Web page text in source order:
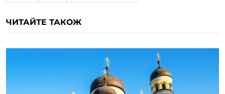
ЧИТАЙТЕ ТАКОЖ